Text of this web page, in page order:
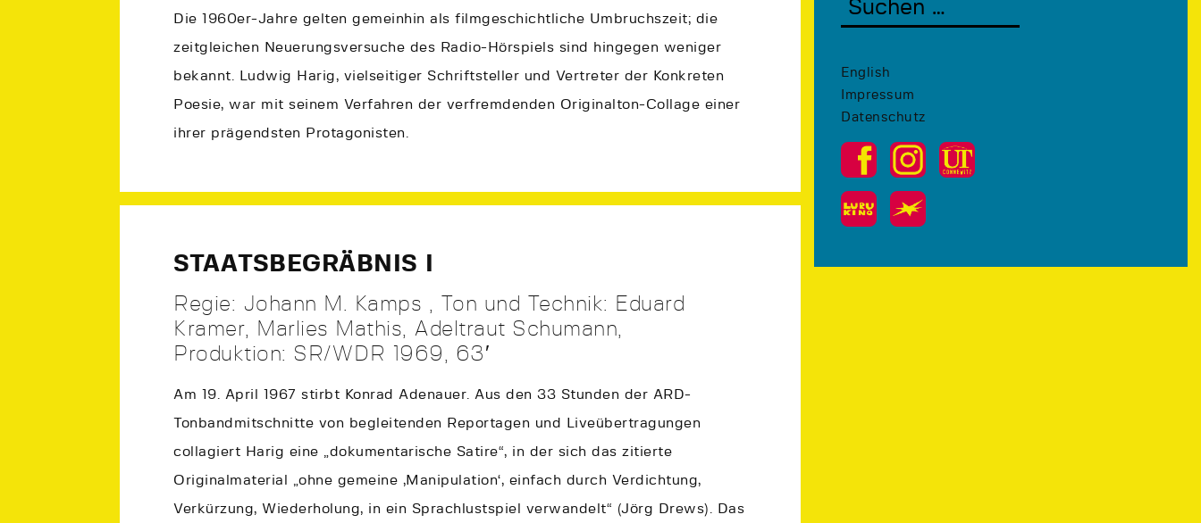
Die 1960er-Jahre gelten gemeinhin als filmgeschichtliche Umbruchszeit; die
zeitgleichen Neuerungsversuche des Radio-Hörspiels sind hingegen weniger
bekannt. Ludwig Harig, vielseitiger Schriftsteller und Vertreter der Konkreten
Poesie, war mit seinem Verfahren der verfremdenden Originalton-Collage einer
ihrer prägendsten Protagonisten.
STAATSBEGRÄBNIS I
Regie: Johann M. Kamps , Ton und Technik: Eduard
Kramer, Marlies Mathis, Adeltraut Schumann,
Produktion: SR/WDR 1969, 63′
Am 19. April 1967 stirbt Konrad Adenauer. Aus den 33 Stunden der ARD-
Tonbandmitschnitte von begleitenden Reportagen und Liveübertragungen
collagiert Harig eine „dokumentarische Satire“, in der sich das zitierte
Originalmaterial „ohne gemeine ‚Manipulation‘, einfach durch Verdichtung,
Verkürzung, Wiederholung, in ein Sprachlustspiel verwandelt“ (Jörg Drews). Das
English
Impressum
Datenschutz